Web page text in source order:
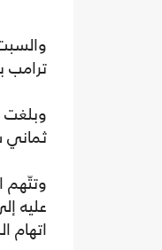
ترامب
وبلغت
ثماني
وتتّهم
اتهام